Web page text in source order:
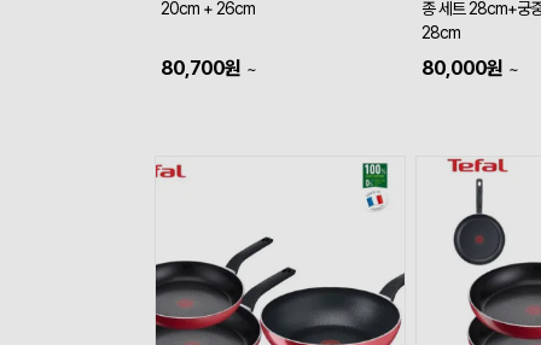
20cm + 26cm
80,700원 ~
종 세트 28cm+궁
28cm
80,000원 ~